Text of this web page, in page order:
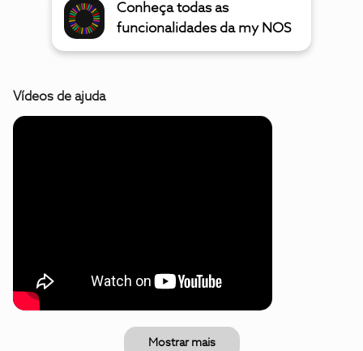
Conheça todas as
funcionalidades da my NOS
Vídeos de ajuda
Mostrar mais